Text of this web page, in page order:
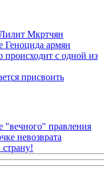
Мкртчян
Геноцида армян
происходит с одной из
присвоить
правления
невозврата